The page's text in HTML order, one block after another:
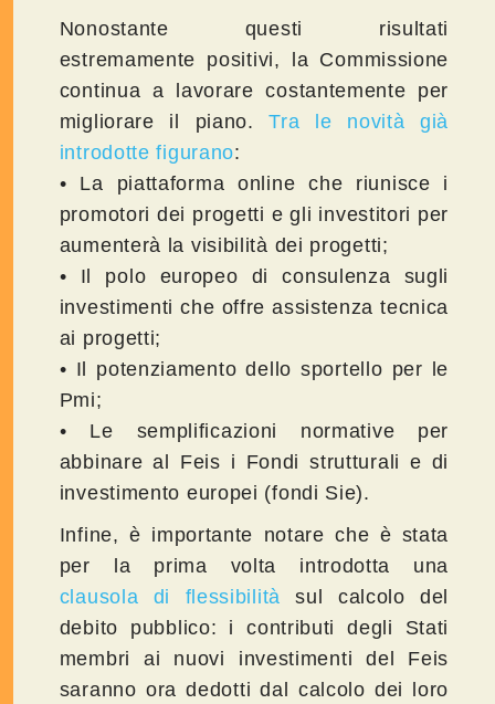
Nonostante questi risultati
estremamente positivi, la Commissione
continua a lavorare costantemente per
migliorare il piano.Tra le novità già
introdotte figurano:
• La piattaforma online che riunisce i
promotori dei progetti e gli investitori per
aumenterà la visibilità dei progetti;
• Il polo europeo di consulenza sugli
investimenti che offre assistenza tecnica
ai progetti;
• Il potenziamento dello sportello per le
Pmi;
• Le semplificazioni normative per
abbinare al Feis i Fondi strutturali e di
investimento europei (fondi Sie).
Infine, è importante notare che è stata
per la prima volta introdotta una
clausola di flessibilità sul calcolo del
debito pubblico: i contributi degli Stati
membri ai nuovi investimenti del Feis
saranno ora dedotti dal calcolo dei loro